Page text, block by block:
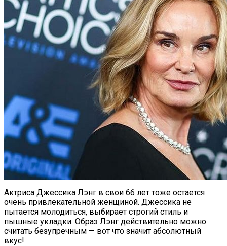
Актриса Джессика Лэнг в свои 66 лет тоже остается
очень привлекательной женщиной. Джессика не
пытается молодиться, выбирает строгий стиль и
пышные укладки. Образ Лэнг действительно можно
считать безупречным — вот что значит абсолютный
вкус!